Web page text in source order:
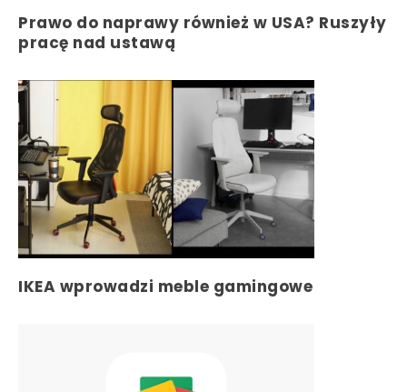
Prawo do naprawy również w USA? Ruszyły
pracę nad ustawą
IKEA wprowadzi meble gamingowe